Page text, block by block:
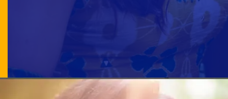
ઓપન સિલ્કી શૉર્ટ બ્રાઉન્ હેર, હાઇ હીલ્સ,
મિનિમલ મેકઅપ સાથે લૂકને કેરી કર્યો છે
Published by: એબીપી અસ્મિતા વેબ ટીમ